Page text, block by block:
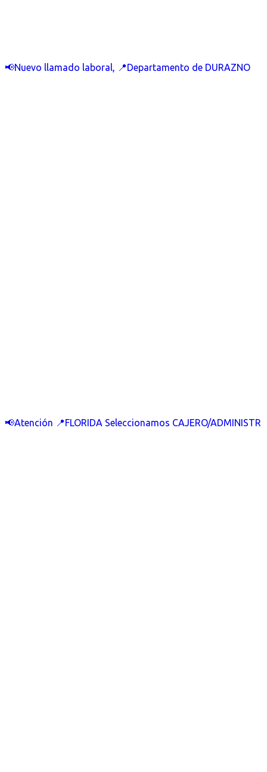
📢Nuevo llamado laboral, 📍Departamento de DURAZNO
📢Atención 📍FLORIDA Seleccionamos CAJERO/ADMINISTR